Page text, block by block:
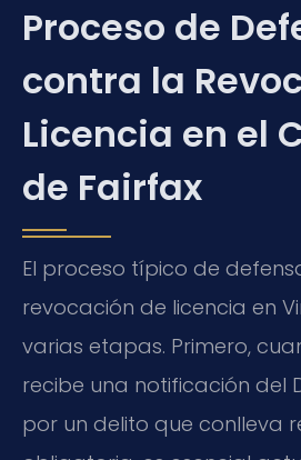
Proceso de
contra la
Licencia en el
de Fairfax
El proceso típico de
revocación de licencia en
varias etapas. Primero,
recibe una notificación del
por un delito que conlleva